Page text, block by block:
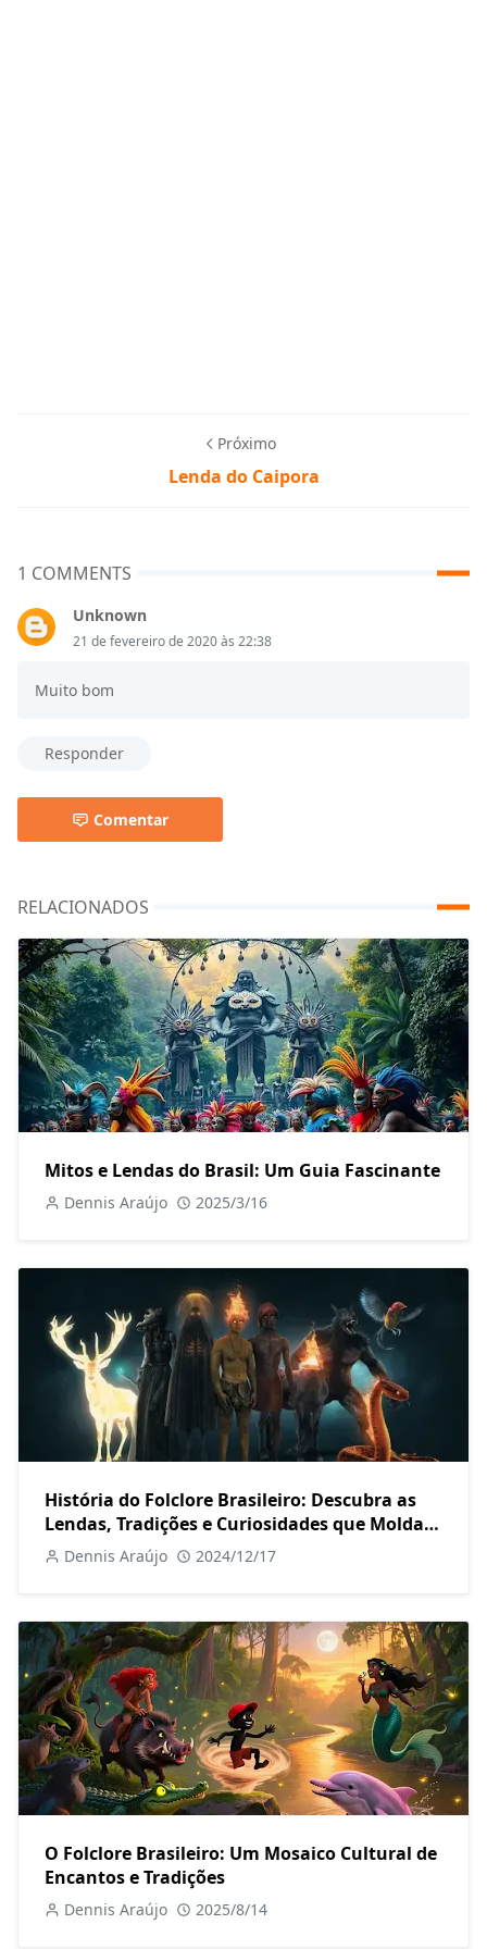
Próximo
Lenda do Caipora
1 COMMENTS
Unknown
21 de fevereiro de 2020 às 22:38
Muito bom
Responder
Comentar
RELACIONADOS
Mitos e Lendas do Brasil: Um Guia Fascinante
Dennis Araújo 2025/3/16
História do Folclore Brasileiro: Descubra as
Lendas, Tradições e Curiosidades que Moldam
Nossa Cultura
Dennis Araújo 2024/12/17
O Folclore Brasileiro: Um Mosaico Cultural de
Encantos e Tradições
Dennis Araújo 2025/8/14